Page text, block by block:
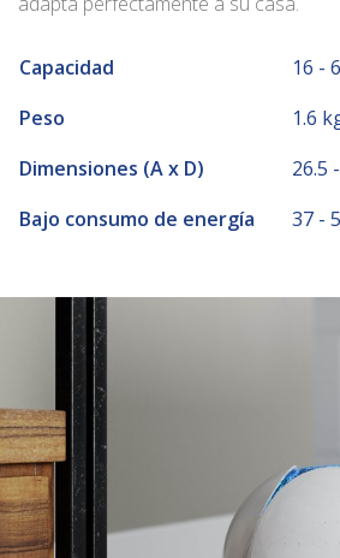
Capacidad
16 -
Peso
1.6
Dimensiones (A x D)
26.5
Bajo consumo de energía
37 -